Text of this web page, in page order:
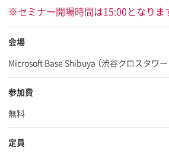
※セミナー開場時間は15:00となりま
会場
Microsoft Base Shibuya （渋谷クロスタワー
参加費
無料
定員